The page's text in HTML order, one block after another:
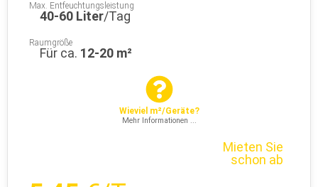
Max. Entfeuchtungsleistung
40-60 Liter/Tag
Raumgröße
Für ca. 12-20 m²
Wieviel m²/Geräte?
Mehr Informationen ...
Mieten Sie
schon ab